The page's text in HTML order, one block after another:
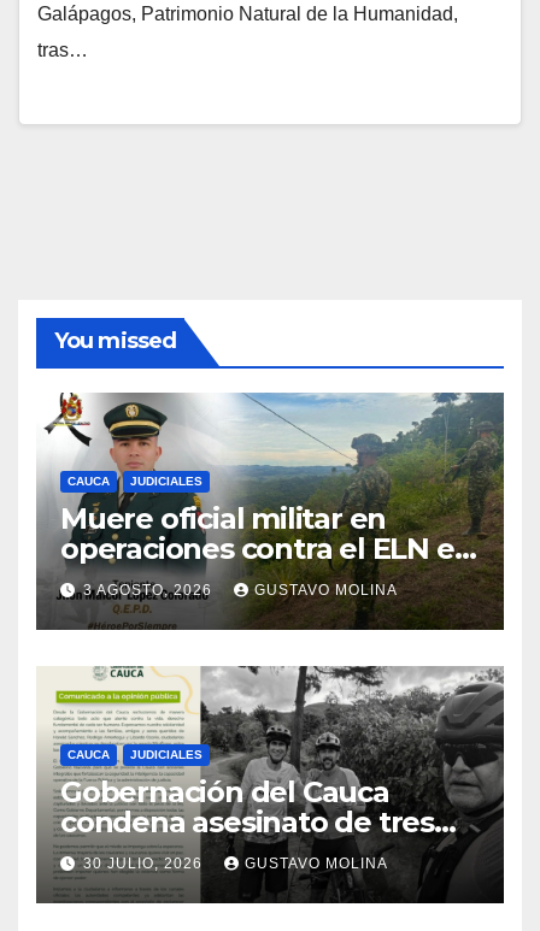
Galápagos, Patrimonio Natural de la Humanidad,
tras…
You missed
CAUCA JUDICIALES
Muere oficial militar en
operaciones contra el ELN en
el sur del Cauca
3 AGOSTO, 2026 GUSTAVO MOLINA
CAUCA JUDICIALES
Gobernación del Cauca
condena asesinato de tres
ciudadanos y exige medidas
urgentes al Gobierno
Nacional
30 JULIO, 2026 GUSTAVO MOLINA